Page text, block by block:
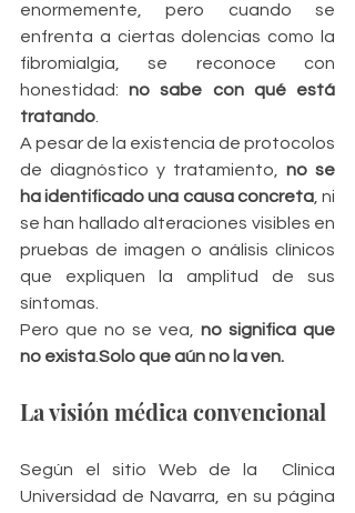
enormemente, pero cuando se
enfrenta a ciertas dolencias como la
fibromialgia, se reconoce con
honestidad: no sabe con qué está
tratando.
A pesar de la existencia de protocolos
de diagnóstico y tratamiento, no se
ha identificado una causa concreta, ni
se han hallado alteraciones visibles en
pruebas de imagen o análisis clínicos
que expliquen la amplitud de sus
síntomas.
Pero que no se vea, no significa que
no exista.Solo que aún no la ven.
La visión médica convencional
Según el sitio Web de la  Clínica
Universidad de Navarra, en su página